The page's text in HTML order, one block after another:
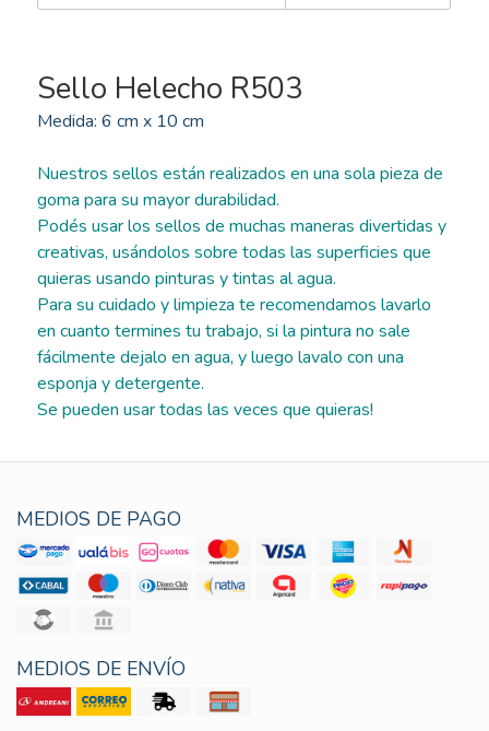
Sello Helecho R503
Medida: 6 cm x 10 cm
Nuestros sellos están realizados en una sola pieza de
goma para su mayor durabilidad.
Podés usar los sellos de muchas maneras divertidas y
creativas, usándolos sobre todas las superficies que
quieras usando pinturas y tintas al agua.
Para su cuidado y limpieza te recomendamos lavarlo
en cuanto termines tu trabajo, si la pintura no sale
fácilmente dejalo en agua, y luego lavalo con una
esponja y detergente.
Se pueden usar todas las veces que quieras!
MEDIOS DE PAGO
MEDIOS DE ENVÍO